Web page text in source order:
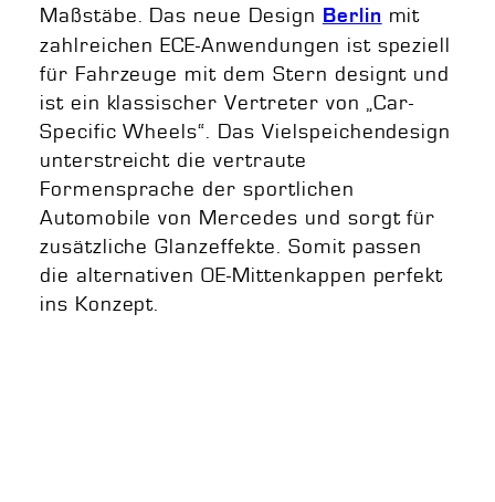
Maßstäbe. Das neue Design Berlin mit
zahlreichen ECE-Anwendungen ist speziell
für Fahrzeuge mit dem Stern designt und
ist ein klassischer Vertreter von „Car-
Specific Wheels“. Das Vielspeichendesign
unterstreicht die vertraute
Formensprache der sportlichen
Automobile von Mercedes und sorgt für
zusätzliche Glanzeffekte. Somit passen
die alternativen OE-Mittenkappen perfekt
ins Konzept.